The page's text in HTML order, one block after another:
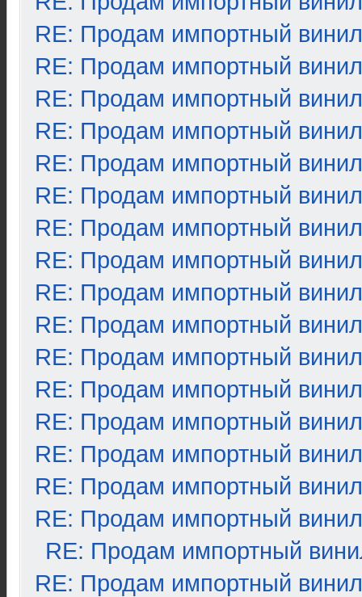
RE: Продам импортный винил
RE: Продам импортный винил
RE: Продам импортный винил
RE: Продам импортный винил
RE: Продам импортный винил
RE: Продам импортный винил
RE: Продам импортный винил
RE: Продам импортный винил
RE: Продам импортный винил
RE: Продам импортный винил
RE: Продам импортный винил
RE: Продам импортный винил
RE: Продам импортный винил
RE: Продам импортный винил
RE: Продам импортный винил
RE: Продам импортный винил
RE: Продам импортный
RE: Продам импортный винил